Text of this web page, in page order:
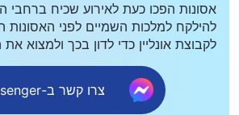
אסונות הפכו כעת לאירוע שכיח ברחבי
להילקח למלכות השמיים לפני האסונות
לקבוצת אונליין כדי לדון בכך ולמצוא
צרו קשר ב-Messenger